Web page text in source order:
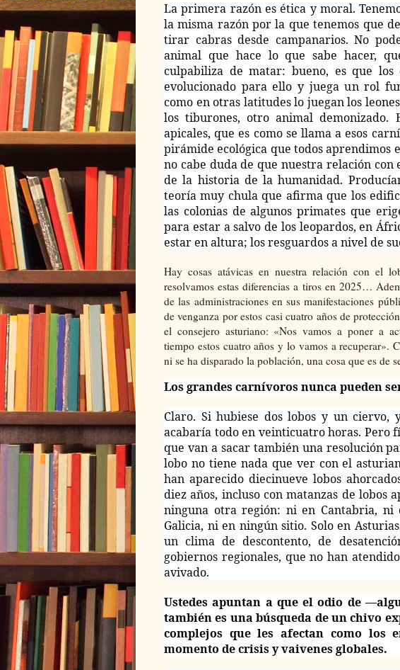
La primera razón es ética y moral.
la misma razón por la que tenemos que
tirar cabras desde campanarios. No
animal que hace lo que sabe hacer,
culpabiliza de matar: bueno, es que
evolucionado para ello y juega un rol
como en otras latitudes lo juegan los
los tiburones, otro animal demonizado.
apicales, que es como se llama a esos
pirámide ecológica que todos aprendimos
no cabe duda de que nuestra relación
de la historia de la humanidad.
teoría muy chula que afirma que los
las colonias de algunos primates que
para estar a salvo de los leopardos, en
estar en altura; los resguardos a nivel de
Hay cosas atávicas en nuestra relación con el
resolvamos estas diferencias a tiros en 2025…
de las administraciones en sus manifestaciones
de venganza por estos casi cuatro años de
el consejero asturiano: «Nos vamos a poner a
tiempo estos cuatro años y lo vamos a recuperar».
ni se ha disparado la población, una cosa que es de
Los grandes carnívoros nunca pueden
Claro. Si hubiese dos lobos y un ciervo,
acabaría todo en veinticuatro horas. Pero
que van a sacar también una resolución
lobo no tiene nada que ver con el
han aparecido diecinueve lobos
diez años, incluso con matanzas de lobos
ninguna otra región: ni en Cantabria,
Galicia, ni en ningún sitio. Solo en
un clima de descontento, de
gobiernos regionales, que no han
avivado.
Ustedes apuntan a que el odio de
también es una búsqueda de un chivo
complejos que les afectan como los
momento de crisis y vaivenes globales.